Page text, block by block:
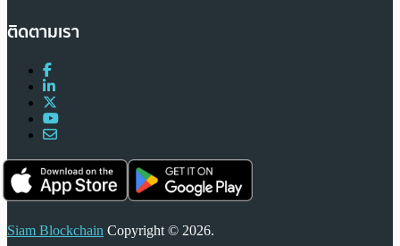
ติดตามเรา
Siam Blockchain Copyright © 2026.